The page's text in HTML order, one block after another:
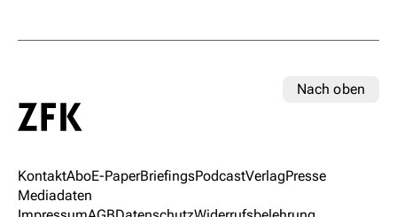
Nach oben
KontaktAboE-PaperBriefingsPodcastVerlagPresse
Mediadaten